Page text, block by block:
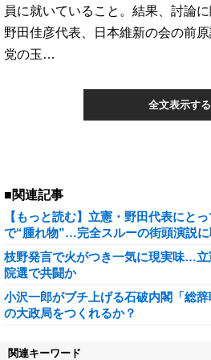
員に就いていること。結果、討論
野田佳彦代表、日本維新の会の前
党の玉…
全文表示する
■関連記事
【もっと読む】立憲・野田代表にと
で“腫れ物”…完全スルーの街頭演説
枝野発言で火がつき一気に現実味…
院選で共闘か
小沢一郎がブチ上げる石破内閣「総
の大政局をつくれるか？
関連キーワード